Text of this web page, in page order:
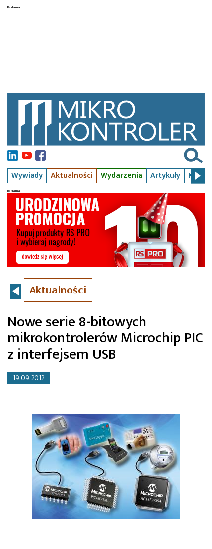
Wywiady Aktualności Wydarzenia Artykuły Kursy
Aktualności
Nowe serie 8-bitowych
mikrokontrolerów Microchip PIC
z interfejsem USB
19.09.2012